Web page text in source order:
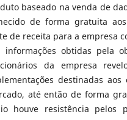
baseado na venda de
de forma gratuita
de receita para a empresa
informações obtidas pela
da empresa
destinadas
até então de forma
houve resistência pelos